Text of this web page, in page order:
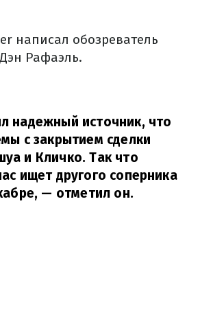
написал обозреватель
Рафаэль.
надежный источник, что
с закрытием сделки
и Кличко. Так что
ищет другого соперника
— отметил он.